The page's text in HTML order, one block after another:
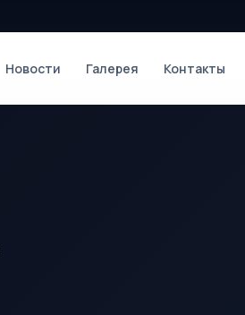
Новости Галерея Контакты